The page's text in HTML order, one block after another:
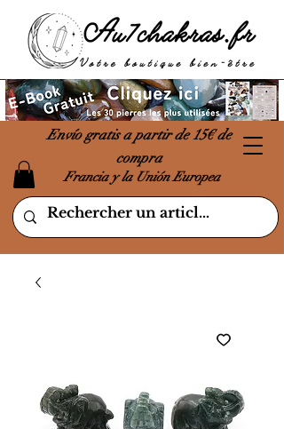
Envío gratis a partir de 15€ de
compra
Francia y la Unión Europea